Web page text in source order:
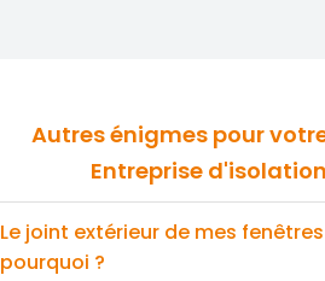
Autres énigmes pour votre super
Entreprise
Le joint extérieur de mes
pourquoi ?